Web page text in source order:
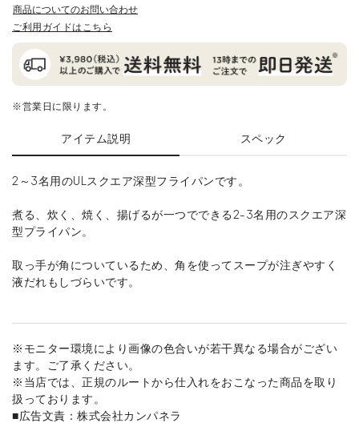
商品についてのお問い合わせ
ご利用ガイドはこちら
※営業日に限ります。
アイテム説明 スペック
2～3名用のULスクエア深型フライパンです。
煮る、炊く、焼く、揚げるが一つでできる2-3名用のスクエア深
型プライパン。
取っ手が角についているため、角を使ってスープが注ぎやすく
液だれもしづらいです。
※モニター環境により画像の色合いが若干異なる場合がござい
ます。ご了承ください。
※当店では、正規のルートから仕入れをおこなった商品を取り
扱っております。
■広告文責：株式会社カンパネラ